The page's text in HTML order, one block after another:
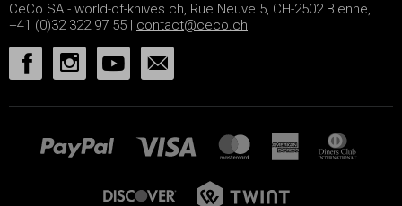
CeCo SA - world-of-knives.ch, Rue Neuve 5, CH-2502 Bienne,
+41 (0)32 322 97 55 | contact@ceco.ch